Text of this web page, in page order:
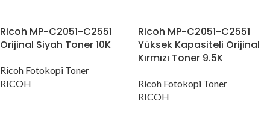
Ricoh MP-C2051-C2551
Orijinal Siyah Toner 10K
Ricoh Fotokopi Toner
RICOH
Ricoh MP-C2051-C2551
Yüksek Kapasiteli Orijinal
Kırmızı Toner 9.5K
Ricoh Fotokopi Toner
RICOH